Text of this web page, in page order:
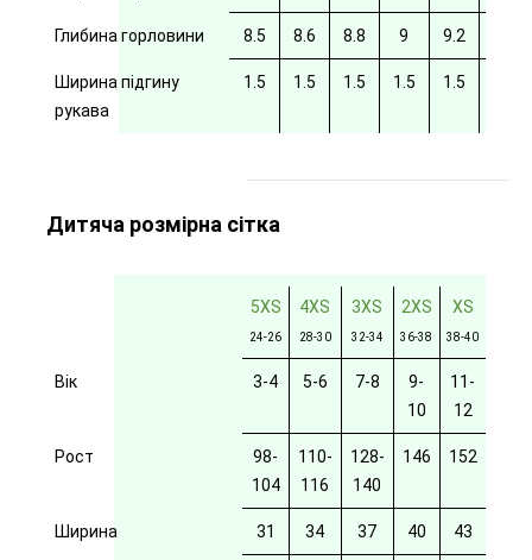
Глибина горловини 8.5 8.6 8.8 9 9.2
Ширина підгину
рукава
1.5 1.5 1.5 1.5 1.5
Дитяча розмірна сітка
5XS
24-26
4XS
28-30
3XS
32-34
2XS
36-38
XS
38-40
Вік 3-4 5-6 7-8
9-
10
11-
12
Рост
98-
104
110-
116
128-
140
146 152
Ширина 31 34 37 40 43